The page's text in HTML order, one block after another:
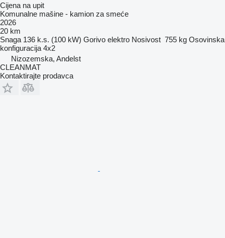
Cijena na upit
Komunalne mašine - kamion za smeće
2026
20 km
Snaga 136 k.s. (100 kW) Gorivo elektro Nosivost 755 kg Osovinska
konfiguracija 4x2
Nizozemska, Andelst
CLEANMAT
Kontaktirajte prodavca